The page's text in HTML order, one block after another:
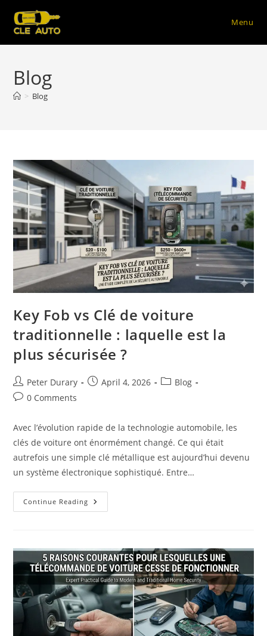
content
Menu
Blog
> Blog
Key Fob vs Clé de voiture
traditionnelle : laquelle est la
plus sécurisée ?
Post
author:
Peter Durary
PostApril 4, 2026
PostBlog
Post0 Comments
Avec l’évolution rapide de la technologie automobile, les
clés de voiture ont énormément changé. Ce qui était
autrefois une simple clé métallique est aujourd’hui devenu
un système électronique sophistiqué. Entre…
Continue Reading Key
Fob
Traditionnelle
:
Laquelle
Est
La
Plus
Sécurisée
?